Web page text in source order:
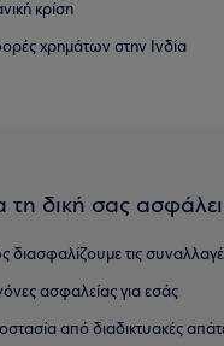
κρίση
χρημάτων στην Ινδία
τη δική σας
διασφαλίζουμε τις
ασφαλείας για εσάς
από διαδικτυακές